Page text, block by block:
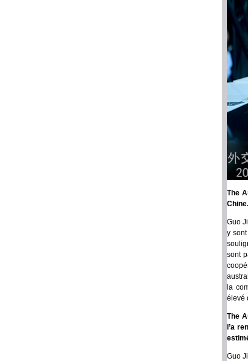
The
Guo
y
sont
la
élevé
The
l’a
Guo